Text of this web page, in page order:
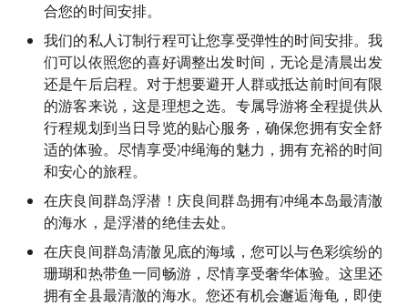
合您的时间安排。
我们的私人订制行程可让您享受弹性的时间安排。我
们可以依照您的喜好调整出发时间，无论是清晨出发
还是午后启程。对于想要避开人群或抵达前时间有限
的游客来说，这是理想之选。专属导游将全程提供从
行程规划到当日导览的贴心服务，确保您拥有安全舒
适的体验。尽情享受冲绳海的魅力，拥有充裕的时间
和安心的旅程。
在庆良间群岛浮潜！庆良间群岛拥有冲绳本岛最清澈
的海水，是浮潜的绝佳去处。
在庆良间群岛清澈见底的海域，您可以与色彩缤纷的
珊瑚和热带鱼一同畅游，尽情享受奢华体验。这里还
拥有全县最清澈的海水。您还有机会邂逅海龟，即使